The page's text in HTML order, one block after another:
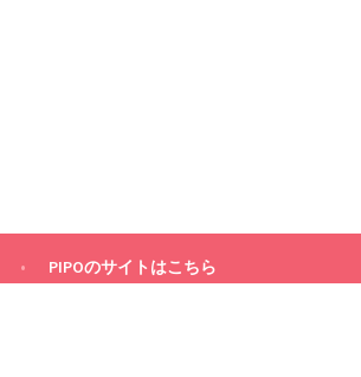
PIPOのサイトはこちら